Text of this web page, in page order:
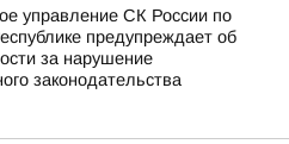
управление СК России по
предупреждает об
за нарушение
законодательства